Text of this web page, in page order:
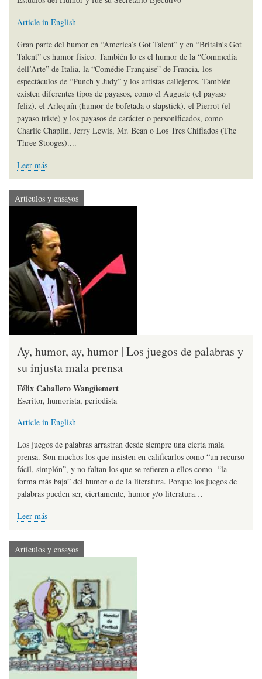
Article in English
Gran parte del humor en “America’s Got Talent” y en “Britain’s Got
Talent” es humor físico. También lo es el humor de la “Commedia
dell’Arte” de Italia, la “Comédie Française” de Francia, los
espectáculos de “Punch y Judy” y los artistas callejeros. También
existen diferentes tipos de payasos, como el Auguste (el payaso
feliz), el Arlequín (humor de bofetada o slapstick), el Pierrot (el
payaso triste) y los payasos de carácter o personificados, como
Charlie Chaplin, Jerry Lewis, Mr. Bean o Los Tres Chiflados (The
Three Stooges)....
Leer más
Artículos y ensayos
Ay, humor, ay, humor | Los juegos de palabras y
su injusta mala prensa
Félix Caballero Wangüemert
Escritor, humorista, periodista
Article in English
Los juegos de palabras arrastran desde siempre una cierta mala
prensa. Son muchos los que insisten en calificarlos como “un recurso
fácil, simplón”, y no faltan los que se refieren a ellos como “la
forma más baja” del humor o de la literatura. Porque los juegos de
palabras pueden ser, ciertamente, humor y/o literatura…
Leer más
Artículos y ensayos